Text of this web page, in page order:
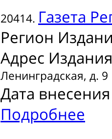
20414. Газета
Регион
Адрес
Ленинградская, д. 9
Дата
Подробнее